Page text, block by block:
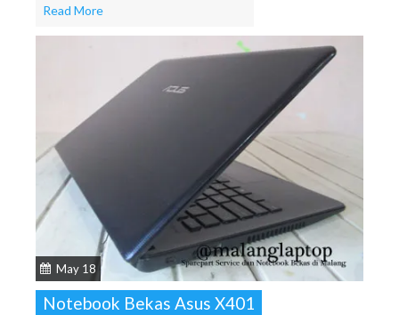
Read More
May 18
Notebook Bekas Asus X401